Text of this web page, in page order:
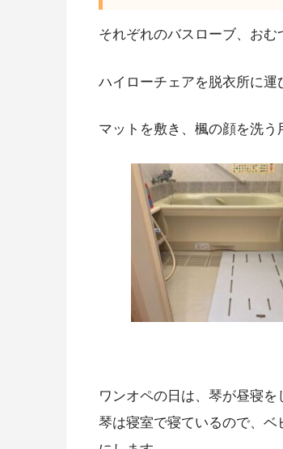
それぞれのバスローブ、おむ
ハイローチェアを脱衣所に運
マットを敷き、楓の顔を洗う
ワンオペの日は、琴が昼寝を
琴は寝室で寝ているので、